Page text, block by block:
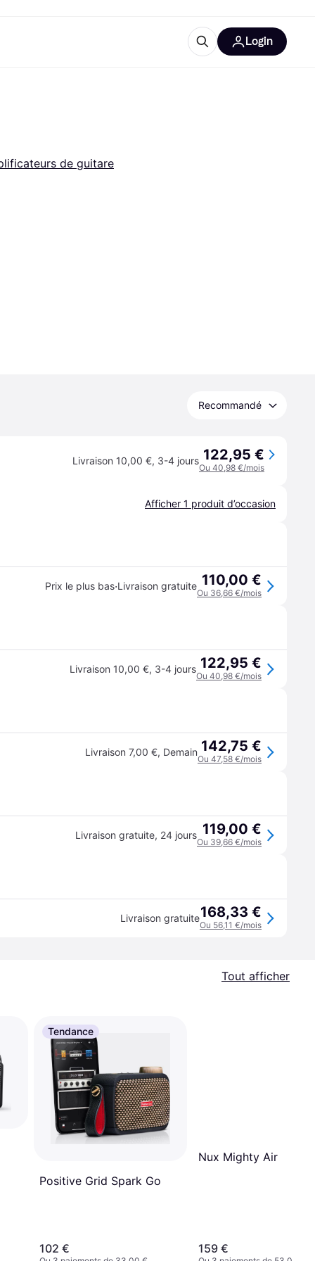
Login
de guitare
Recommandé
Livraison 10,00 €, 3-4 jours 122,95 €
Ou 40,98 €/mois
Afficher 1 produit d’occasion
Prix le plus bas·Livraison gratuite 110,00 €
Ou 36,66 €/mois
Livraison 10,00 €, 3-4 jours 122,95 €
Ou 40,98 €/mois
Livraison 7,00 €, Demain 142,75 €
Ou 47,58 €/mois
Livraison gratuite, 24 jours 119,00 €
Ou 39,66 €/mois
Livraison gratuite168,33 €
Ou 56,11 €/mois
Tout afficher
Tendance
Positive Grid Spark Go
102 €
Nux Mighty Air
159 €